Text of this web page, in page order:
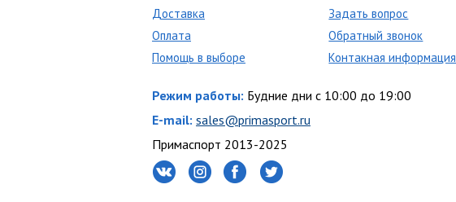
Доставка
Оплата
Помощь в выборе
Задать вопрос
Обратный звонок
Контакная информация
Режим работы: Будние дни с 10:00 до 19:00
E-mail: sales@primasport.ru
Примаспорт 2013-2025